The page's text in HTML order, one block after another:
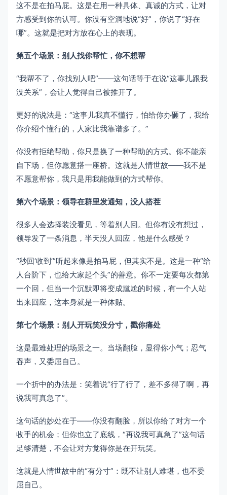
这不是在拍马屁。这是在用一种具体、真诚的方式，让对
方感受到你的认可。你没有空洞地说“好”，你说了“好在
哪”。这就是把对方放在心上的表现。
第五个场景：别人找你帮忙，你不想帮
“我帮不了，你找别人吧”——这句话等于在说“这事儿跟我
没关系”，会让人觉得自己被推开了。
更好的说法是：“这事儿我真不懂行，怕给你办砸了，我给
你介绍个懂行的，人家比我靠谱多了。”
你没有拒绝帮助，你只是换了一种帮助的方式。你不能亲
自下场，但你愿意搭一座桥。这就是人情世故——我不是
不愿意帮你，我只是用我能做到的方式帮你。
第六个场景：领导在群里发通知，没人搭茬
很多人会选择装没看见，等着别人回。但你有没有想过，
领导发了一条消息，半天没人回应，他是什么感受？
“秒回‘收到’”听起来像是拍马屁，但其实不是。这是一种“给
人台阶下，也给大家起个头”的善意。你不一定要每次都第
一个回，但当一个沉默即将变成尴尬的时候，有一个人站
出来回应，这本身就是一种体贴。
第七个场景：别人开玩笑没分寸，戳你痛处
这是最难处理的场景之一。当场翻脸，显得你小气；忍气
吞声，又委屈自己。
一个折中的办法是：笑着说“行了行了，差不多得了啊，再
说我可真急了”。
这句话的妙处在于——你没有翻脸，所以你给了对方一个
收手的机会；但你也立了底线，“再说我可真急了”这句话
足够清楚，不会让对方觉得你是在开玩笑。
这就是人情世故中的“有分寸”：既不让别人难堪，也不委
屈自己。